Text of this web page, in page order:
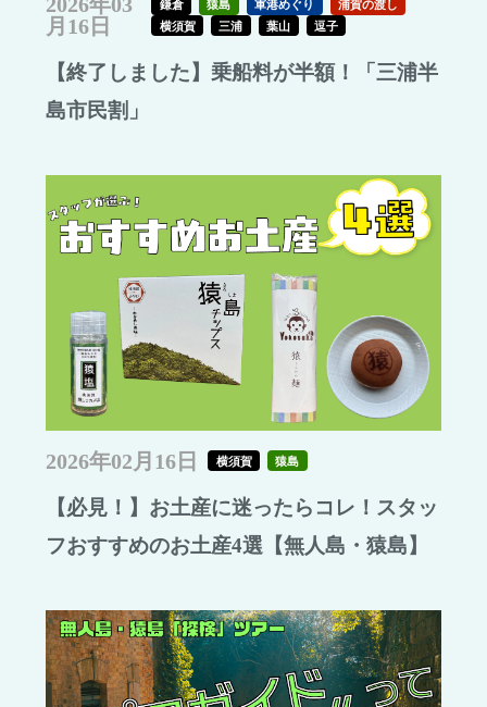
月16日
鎌倉 猿島 軍港めぐり
浦賀の渡し
横須賀
三浦 葉山 逗子
【終了しました】乗船料が半額！「三浦半
島市民割」
2026年02月16日 横須賀 猿島
【必見！】お土産に迷ったらコレ！スタッ
フおすすめのお土産4選【無人島・猿島】